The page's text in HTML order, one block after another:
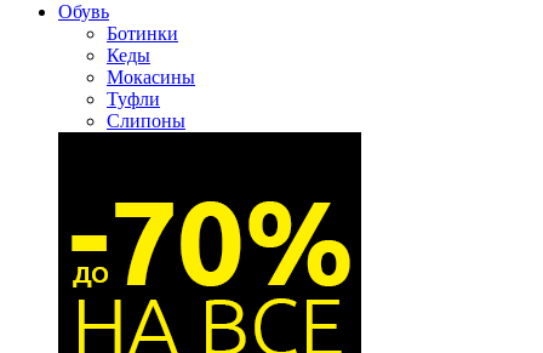
Обувь
Ботинки
Кеды
Мокасины
Туфли
Слипоны